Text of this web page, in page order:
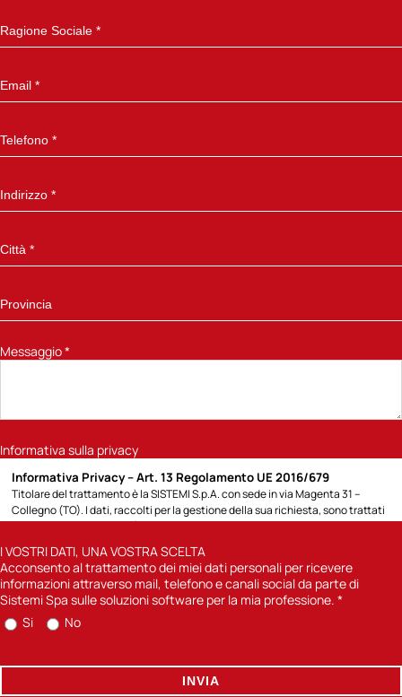
Messaggio*
Informativa sulla privacy
Informativa Privacy – Art. 13 Regolamento UE 2016/679
Titolare del trattamento è la SISTEMI S.p.A. con sede in via Magenta 31 –
Collegno (TO). I dati, raccolti per la gestione della sua richiesta, sono trattati
per la seguente finalità: 1) rispondere alla richiesta di informazioni sui prodotti
contattarla attraverso modalità tradizionali (posta cartacea, chiamate
telefoniche con operatore) o automatizzate (e-mail, sms); 2) previa
acquisizione del suo consenso, inviarle comunicazioni informative sulle
soluzioni software di Sistemi Spa per la sua professione. Per quanto concerne
la finalità di cui punto 1) la base giuridica è l’art. 6) lettera b) del Reg UE
ci consentirà di dare seguito alla sua richiesta. Per la finalità di cui al punto 2)
la base giuridica è l’art. 6) lettera a) del Reg UE 2016/679 in quanto il
I VOSTRI DATI, UNA VOSTRA SCELTA
Acconsento al trattamento dei miei dati personali per ricevere
informazioni attraverso mail, telefono e canali social da parte di
Sistemi Spa sulle soluzioni software per la mia professione. *
Si
No
INVIA